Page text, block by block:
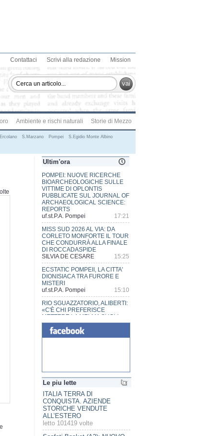
Contattaci Scrivi alla redazione Mission
vai
Ambiente e rischi naturali Storie di Mezzo
Ercolano S.Marzano Pompei S.Egidio Monte Albino
Ultim'ora
POMPEI: NUOVE RICERCHE
BIOARCHEOLOGICHE SULLE
VITTIME DI OPLONTIS
PUBBLICATE SUL JOURNAL OF
ARCHAEOLOGICAL SCIENCE:
REPORTS
uf.st.P.A. Pompei
17:21
MISS SUD 2026 AL VIA: DA
CORLETO MONFORTE IL TOUR
CHE CONDURRÀ ALLA FINALE
DI ROCCADASPIDE
SILVIA DE CESARE
15:25
ECSTATIC POMPEII, LA CITTA'
DIONISIACA TRA FURORE E
MISTERI
uf.st.P.A. Pompei
15:10
RIO SGUAZZATORIO, ALIBERTI:
«C'È CHI PREFERISCE
METTERE LA MELMA SUGLI
OCCHI PUR DI NON VEDERE»
STAFF SINDACO DI SCAFATI
14:23
LA MAESTOSITA' DEL VESUVIO
E IL BLU DEL GOLFO DI
NAPOLI
PRISCO CUTINO
XI TAPPA DI MISS ONDINA
SPORT A POMPEI,
RISTORANTE LA GARE
PRISCO CUTINO
Le piu lette
ITALIA TERRA DI
CONQUISTA. AZIENDE
STORICHE VENDUTE
ALL’ESTERO
letto 101419 volte